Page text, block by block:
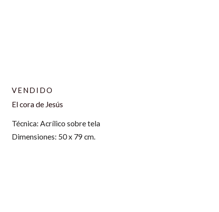
VENDIDO
El cora de Jesús
Técnica: Acrílico sobre tela
Dimensiones: 50 x 79 cm.